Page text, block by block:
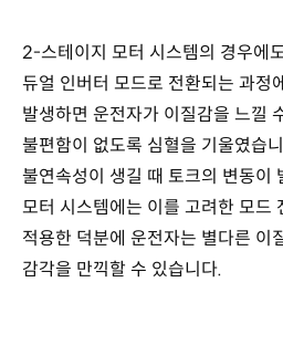
2-스테이지 모터 시스템의 경우에
듀얼 인버터 모드로 전환되는 과정
발생하면 운전자가 이질감을 느낄
불편함이 없도록 심혈을 기울였습
불연속성이 생길 때 토크의 변동이
모터 시스템에는 이를 고려한 모드
적용한 덕분에 운전자는 별다른 이
감각을 만끽할 수 있습니다.